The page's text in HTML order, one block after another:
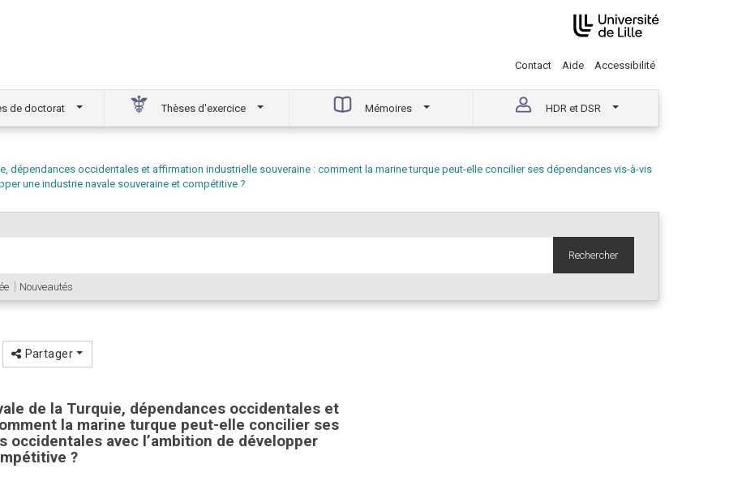
Contact Aide Accessibilité
de doctorat Thèses d'exercice Mémoires HDR et DSR
dépendances occidentales et affirmation industrielle souveraine : comment la marine turque peut-elle concilier ses dépendances vis-à-vis
une industrie navale souveraine et compétitive ?
Rechercher
Nouveautés
Partager
de la Turquie, dépendances occidentales et
la marine turque peut-elle concilier ses
occidentales avec l’ambition de développer
?